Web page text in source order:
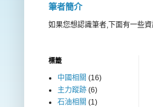
筆者簡介
如果您想認識筆者,下面有一些
標籤
中國相關 (16)
主力蹤跡 (6)
石油相關 (1)